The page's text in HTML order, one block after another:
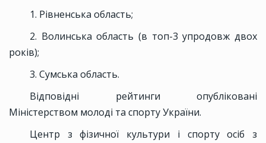
1. Рівненська область;
2. Волинська область (в топ-3 упродовж двох
років);
3. Сумська область.
Відповідні рейтинги опубліковані
Міністерством молоді та спорту України.
Центр з фізичної культури і спорту осіб з